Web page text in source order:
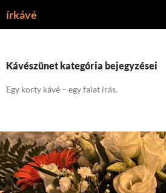
írkávé
Kávészünet kategória bejegyzései
Egy korty kávé – egy falat írás.